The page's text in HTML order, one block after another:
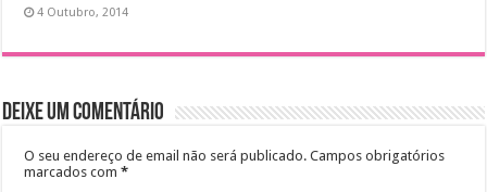
4 Outubro, 2014
Deixe um comentário
O seu endereço de email não será publicado. Campos obrigatórios
marcados com*